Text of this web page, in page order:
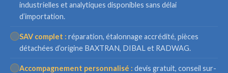
industrielles et analytiques disponibles sans délai
d’importation.
SAV complet : réparation, étalonnage accrédité, pièces
détachées d’origine BAXTRAN, DIBAL et RADWAG.
Accompagnement personnalisé : devis gratuit, conseil sur-